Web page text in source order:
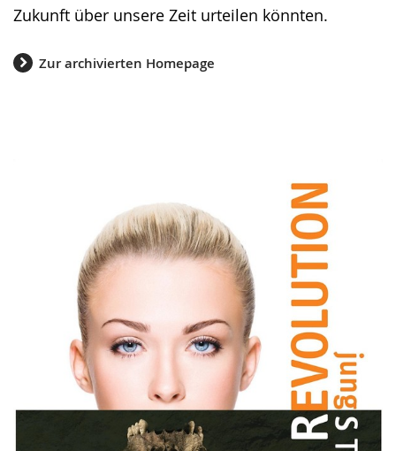
Zukunft über unsere Zeit urteilen könnten.
Zur archivierten Homepage